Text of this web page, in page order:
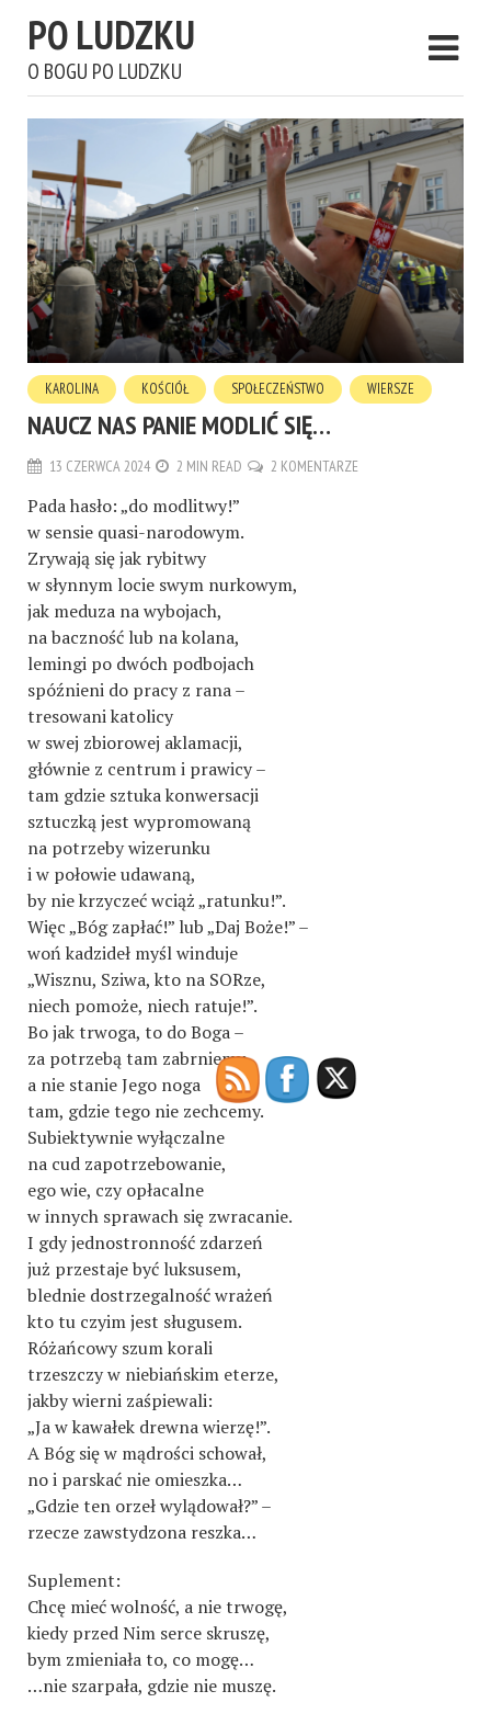
PO LUDZKU
O BOGU PO LUDZKU
KAROLINA KOŚCIÓŁ SPOŁECZEŃSTWO WIERSZE
NAUCZ NAS PANIE MODLIĆ SIĘ…
13 CZERWCA 2024 2 MIN READ 2 KOMENTARZE
Pada hasło: „do modlitwy!”
w sensie quasi-narodowym.
Zrywają się jak rybitwy
w słynnym locie swym nurkowym,
jak meduza na wybojach,
na baczność lub na kolana,
lemingi po dwóch podbojach
spóźnieni do pracy z rana –
tresowani katolicy
w swej zbiorowej aklamacji,
głównie z centrum i prawicy –
tam gdzie sztuka konwersacji
sztuczką jest wypromowaną
na potrzeby wizerunku
i w połowie udawaną,
by nie krzyczeć wciąż „ratunku!”.
Więc „Bóg zapłać!” lub „Daj Boże!” –
woń kadzideł myśl winduje
„Wisznu, Sziwa, kto na SORze,
niech pomoże, niech ratuje!”.
Bo jak trwoga, to do Boga –
za potrzebą tam zabrniemy,
a nie stanie Jego noga
tam, gdzie tego nie zechcemy.
Subiektywnie wyłączalne
na cud zapotrzebowanie,
ego wie, czy opłacalne
w innych sprawach się zwracanie.
I gdy jednostronność zdarzeń
już przestaje być luksusem,
blednie dostrzegalność wrażeń
kto tu czyim jest sługusem.
Różańcowy szum korali
trzeszczy w niebiańskim eterze,
jakby wierni zaśpiewali:
„Ja w kawałek drewna wierzę!”.
A Bóg się w mądrości schował,
no i parskać nie omieszka…
„Gdzie ten orzeł wylądował?” –
rzecze zawstydzona reszka…
Suplement:
Chcę mieć wolność, a nie trwogę,
kiedy przed Nim serce skruszę,
bym zmieniała to, co mogę…
…nie szarpała, gdzie nie muszę.